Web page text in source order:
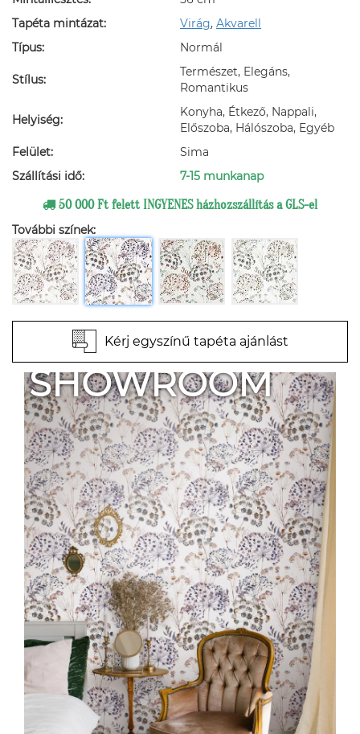
Tapéta mintázat:
Virág, Akvarell
Típus:
Normál
Stílus:
Természet, Elegáns,
Romantikus
Helyiség:
Konyha, Étkező, Nappali,
Előszoba, Hálószoba, Egyéb
Felület:
Sima
Szállítási idő:
7-15 munkanap
50 000 Ft felett INGYENES házhozszállítás a GLS-el
További színek:
Kérj egyszínű tapéta ajánlást
SHOWROOM